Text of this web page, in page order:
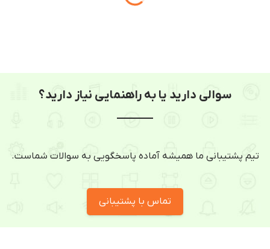
سوالی دارید یا به راهنمایی نیاز دارید؟
تیم پشتیبانی ما همیشه آماده پاسخگویی به سوالات شماست.
تماس با پشتیبانی